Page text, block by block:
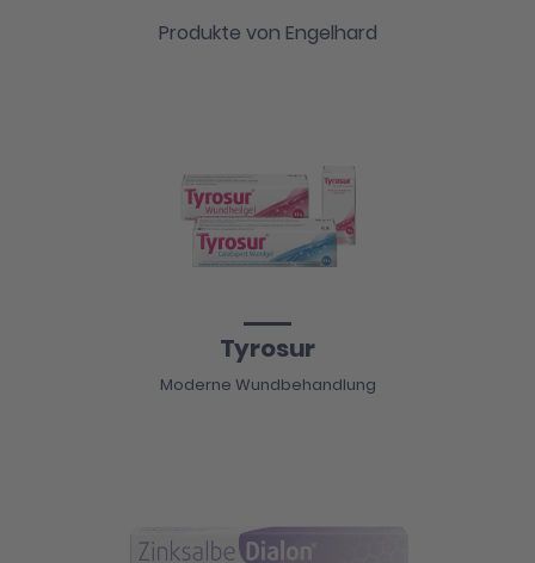
Produkte von Engelhard
Tyrosur
Moderne Wundbehandlung